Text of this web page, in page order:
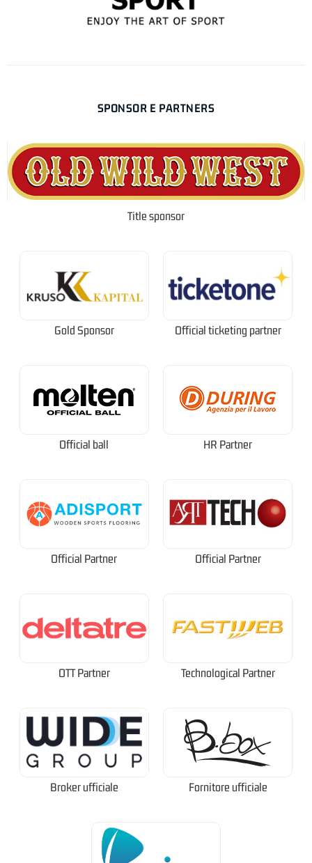
SPONSOR E PARTNERS
Title sponsor
Gold Sponsor Official ticketing partner
Official ball HR Partner
Official Partner Official Partner
OTT Partner Technological Partner
Broker ufficiale Fornitore ufficiale